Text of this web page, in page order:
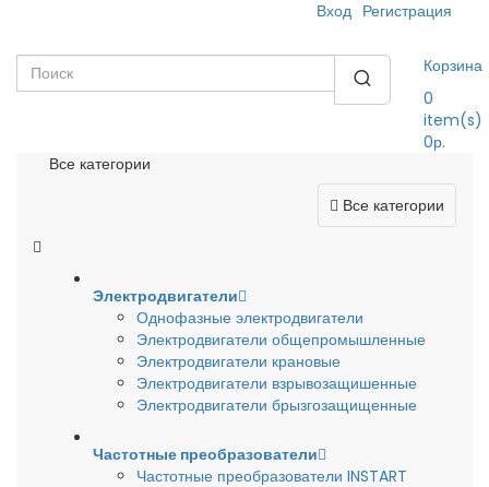
Вход Регистрация
Корзина
0
item(s)
0р.
Все категории
Все категории
Электродвигатели
Однофазные электродвигатели
Электродвигатели общепромышленные
Электродвигатели крановые
Электродвигатели взрывозащишенные
Электродвигатели брызгозащищенные
Частотные преобразователи
Частотные преобразователи INSTART